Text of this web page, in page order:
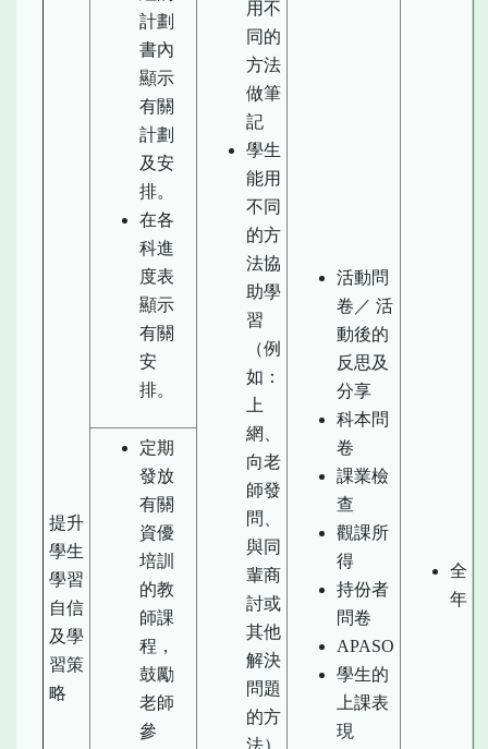
提升
學生
學習
自信
及學
習策
略
計劃
書內
顯示
有關
計劃
及安
排。
在各
科進
度表
顯示
有關
安
排。
用不
同的
方法
做筆
記
學生
能用
不同
的方
法協
助學
習
（例
如：
上
網、
向老
師發
問、
與同
輩商
討或
其他
解決
問題
的方
活動問
卷／ 活
動後的
反思及
分享
科本問
卷
課業檢
查
觀課所
得
持份者
問卷
APASO
學生的
上課表
現
全
年
定期
發放
有關
資優
培訓
的教
師課
程，
鼓勵
老師
參